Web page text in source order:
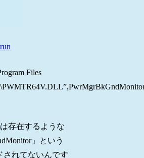
Files
存在するような
」という
されてないんです